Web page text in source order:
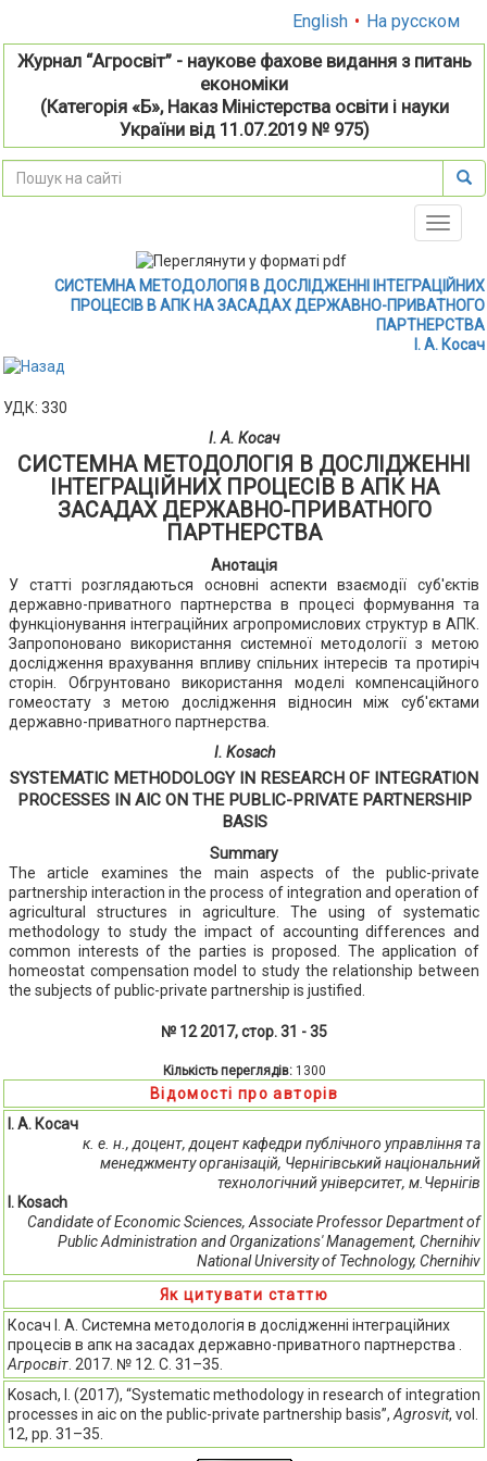
English • На русском
Журнал “Агросвіт” - наукове фахове видання з питань
економіки
(Категорія «Б», Наказ Міністерства освіти і науки
України від 11.07.2019 № 975)
Toggle
СИСТЕМНА МЕТОДОЛОГІЯ В ДОСЛІДЖЕННІ ІНТЕГРАЦІЙНИХ
ПРОЦЕСІВ В АПК НА ЗАСАДАХ ДЕРЖАВНО-ПРИВАТНОГО
ПАРТНЕРСТВА
І. А. Косач
УДК: 330
І. А. Косач
СИСТЕМНА МЕТОДОЛОГІЯ В ДОСЛІДЖЕННІ
ІНТЕГРАЦІЙНИХ ПРОЦЕСІВ В АПК НА
ЗАСАДАХ ДЕРЖАВНО-ПРИВАТНОГО
ПАРТНЕРСТВА
Анотація
У статті розглядаються основні аспекти взаємодії суб'єктів
державно-приватного партнерства в процесі формування та
функціонування інтеграційних агропромислових структур в АПК.
Запропоновано використання системної методології з метою
дослідження врахування впливу спільних інтересів та протиріч
сторін. Обгрунтовано використання моделі компенсаційного
гомеостату з метою дослідження відносин між суб'єктами
державно-приватного партнерства.
I. Kosach
SYSTEMATIC METHODOLOGY IN RESEARCH OF INTEGRATION
PROCESSES IN AIC ON THE PUBLIC-PRIVATE PARTNERSHIP
BASIS
Summary
The article examines the main aspects of the public-private
partnership interaction in the process of integration and operation of
agricultural structures in agriculture. The using of systematic
methodology to study the impact of accounting differences and
common interests of the parties is proposed. The application of
homeostat compensation model to study the relationship between
the subjects of public-private partnership is justified.
№ 12 2017, стор. 31 - 35
Кількість переглядів: 1300
Відомості про авторів
І. А. Косач
к. е. н., доцент, доцент кафедри публічного управління та
менеджменту організацій, Чернігівський національний
технологічний університет, м.Чернігів
I. Kosach
Candidate of Economic Sciences, Associate Professor Department of
Public Administration and Organizations' Management, Chernihiv
National University of Technology, Chernihiv
Як цитувати статтю
Косач І. А. Системна методологія в дослідженні інтеграційних
процесів в апк на засадах державно-приватного партнерства .
Агросвіт . 2017. № 12. С. 31–35.
Kosach, I. (2017), “Systematic methodology in research of integration
processes in aic on the public-private partnership basis”, Agrosvit, vol.
12, pp. 31–35.